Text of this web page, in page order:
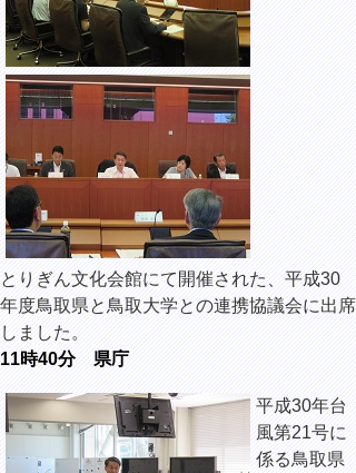
とりぎん文化会館にて開催された、平成30
年度鳥取県と鳥取大学との連携協議会に出席
しました。
11時40分 県庁
平成30年台
風第21号に
係る鳥取県